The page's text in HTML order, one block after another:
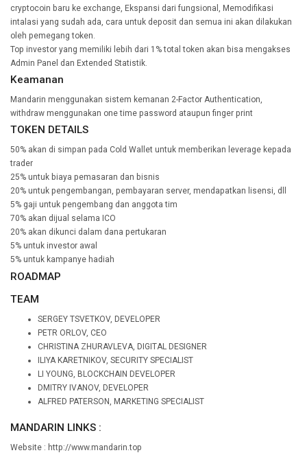
cryptocoin baru ke exchange, Ekspansi dari fungsional, Memodifikasi
intalasi yang sudah ada, cara untuk deposit dan semua ini akan dilakukan
oleh pemegang token.
Top investor yang memiliki lebih dari 1% total token akan bisa mengakses
Admin Panel dan Extended Statistik.
Keamanan
Mandarin menggunakan sistem kemanan 2-Factor Authentication,
withdraw menggunakan one time password ataupun finger print
TOKEN DETAILS
50% akan di simpan pada Cold Wallet untuk memberikan leverage kepada
trader
25% untuk biaya pemasaran dan bisnis
20% untuk pengembangan, pembayaran server, mendapatkan lisensi, dll
5% gaji untuk pengembang dan anggota tim
70% akan dijual selama ICO
20% akan dikunci dalam dana pertukaran
5% untuk investor awal
5% untuk kampanye hadiah
ROADMAP
TEAM
SERGEY TSVETKOV, DEVELOPER
PETR ORLOV, CEO
CHRISTINA ZHURAVLEVA, DIGITAL DESIGNER
ILIYA KARETNIKOV, SECURITY SPECIALIST
LI YOUNG, BLOCKCHAIN DEVELOPER
DMITRY IVANOV, DEVELOPER
ALFRED PATERSON, MARKETING SPECIALIST
MANDARIN LINKS :
Website : http://www.mandarin.top